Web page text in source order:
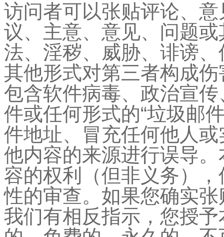
访问者可以张贴评论、
议、主意、意见、问题
法、淫秽、威胁、诽谤
其他形式对第三者构成
包含软件病毒、政治宣
件或任何形式的“垃圾邮
件地址、冒充任何他人
他内容的来源进行误导
容的权利（但非义务）
性的审查。如果您确实
我们有相反指示，您授